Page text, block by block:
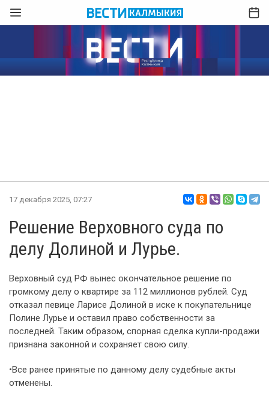
17 декабря 2025, 07:27
Решение Верховного суда по
делу Долиной и Лурье.
Верховный суд РФ вынес окончательное решение по
громкому делу о квартире за 112 миллионов рублей. Суд
отказал певице Ларисе Долиной в иске к покупательнице
Полине Лурье и оставил право собственности за
последней. Таким образом, спорная сделка купли-продажи
признана законной и сохраняет свою силу.
•Все ранее принятые по данному делу судебные акты
отменены.